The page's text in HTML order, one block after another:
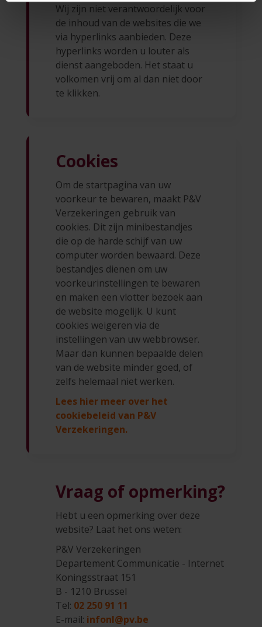
Wij zijn niet verantwoordelijk voor
de inhoud van de websites die we
via hyperlinks aanbieden. Deze
hyperlinks worden u louter als
dienst aangeboden. Het staat u
volkomen vrij om al dan niet door
te klikken.
Cookies
Om de startpagina van uw
voorkeur te bewaren, maakt P&V
Verzekeringen gebruik van
cookies. Dit zijn minibestandjes
die op de harde schijf van uw
computer worden bewaard. Deze
bestandjes dienen om uw
voorkeurinstellingen te bewaren
en maken een vlotter bezoek aan
de website mogelijk. U kunt
cookies weigeren via de
instellingen van uw webbrowser.
Maar dan kunnen bepaalde delen
van de website minder goed, of
zelfs helemaal niet werken.
Lees hier meer over het
cookiebeleid van P&V
Verzekeringen.
Vraag of opmerking?
Hebt u een opmerking over deze
website? Laat het ons weten:
P&V Verzekeringen
Departement Communicatie - Internet
Koningsstraat 151
B - 1210 Brussel
Tel: 02 250 91 11
E-mail: infonl@pv.be